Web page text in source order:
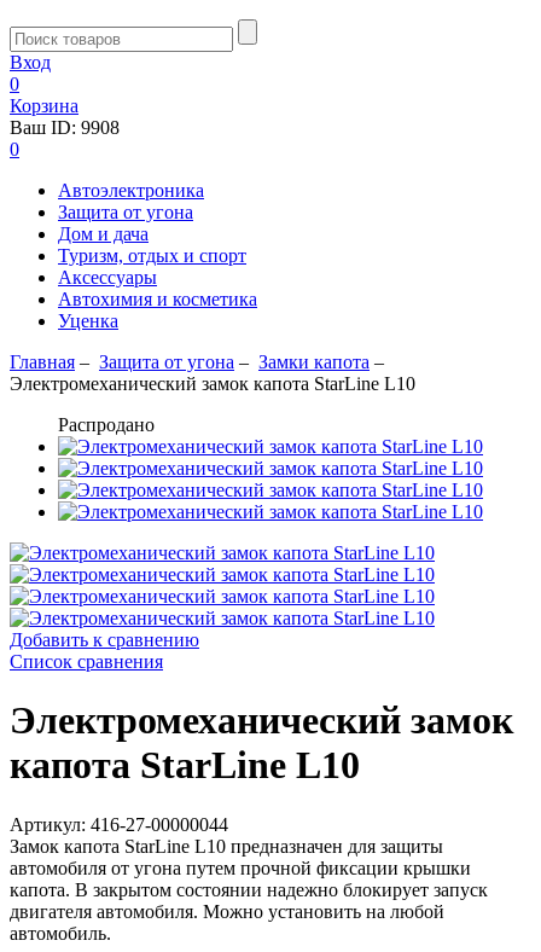
Вход
0
Корзина
Ваш ID: 9908
0
Автоэлектроника
Защита от угона
Дом и дача
Туризм, отдых и спорт
Аксессуары
Автохимия и косметика
Уценка
Главная – Защита от угона – Замки капота –
Электромеханический замок капота StarLine L10
Распродано
Добавить к сравнению
Список сравнения
Электромеханический замок
капота StarLine L10
Артикул: 416-27-00000044
Замок капота StarLine L10 предназначен для защиты
автомобиля от угона путем прочной фиксации крышки
капота. В закрытом состоянии надежно блокирует запуск
двигателя автомобиля. Можно установить на любой
автомобиль.